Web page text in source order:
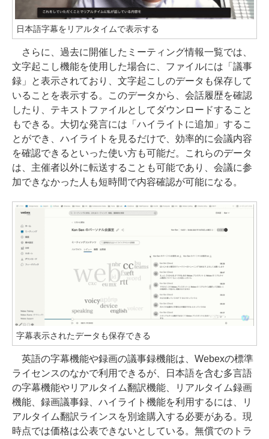
日本語字幕をリアルタイムで表示する
さらに、過去に開催したミーティング情報一覧では、
文字起こし機能を使用した場合に、ファイルには「議事
録」と表示されており、文字起こしのデータも保存して
いることを表示する。このデータから、会話履歴を確認
したり、テキストファイルとしてダウンロードすること
もできる。大切な発言には「ハイライトに追加」するこ
とができ、ハイライトを見るだけで、効率的に会議内容
を確認できるといった使い方も可能だ。これらのデータ
は、主催者以外に転送することも可能であり、会議に参
加できなかった人も短時間で内容確認が可能になる。
字幕表示されたデータも保存できる
英語の字幕機能や録画の議事録機能は、Webexの標準
ライセンスのなかで利用できるが、日本語を含む多言語
の字幕機能やリアルタイム翻訳機能、リアルタイム録画
機能、録画議事録、ハイライト機能を利用するには、リ
アルタイム翻訳ラインスを別途購入する必要がある。現
時点では価格は公表できないとしている。無償でのトラ